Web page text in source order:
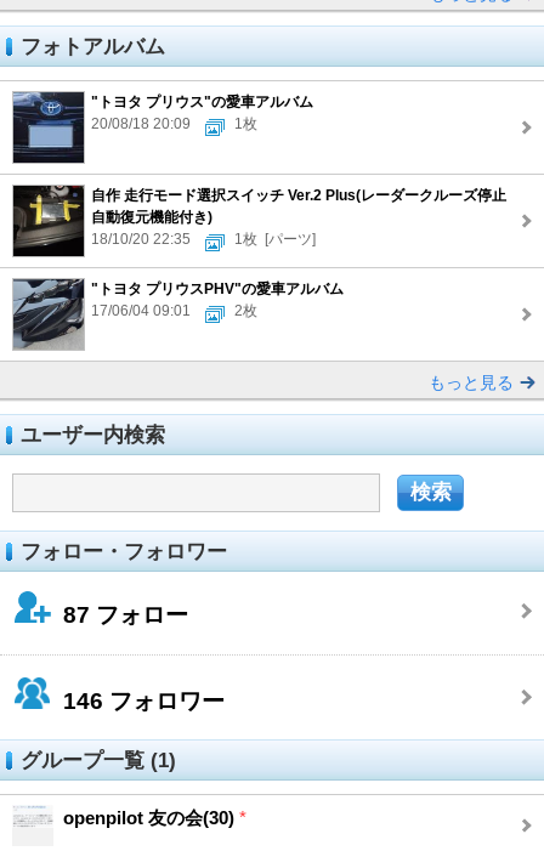
フォトアルバム
"トヨタ プリウス"の愛車アルバム
20/08/18 20:09
1枚
自作 走行モード選択スイッチ Ver.2 Plus(レーダークルーズ停止
自動復元機能付き)
18/10/20 22:35
1枚 [パーツ]
"トヨタ プリウスPHV"の愛車アルバム
17/06/04 09:01
2枚
もっと見る
ユーザー内検索
フォロー・フォロワー
87 フォロー
146 フォロワー
グループ一覧 (1)
openpilot 友の会(30) *